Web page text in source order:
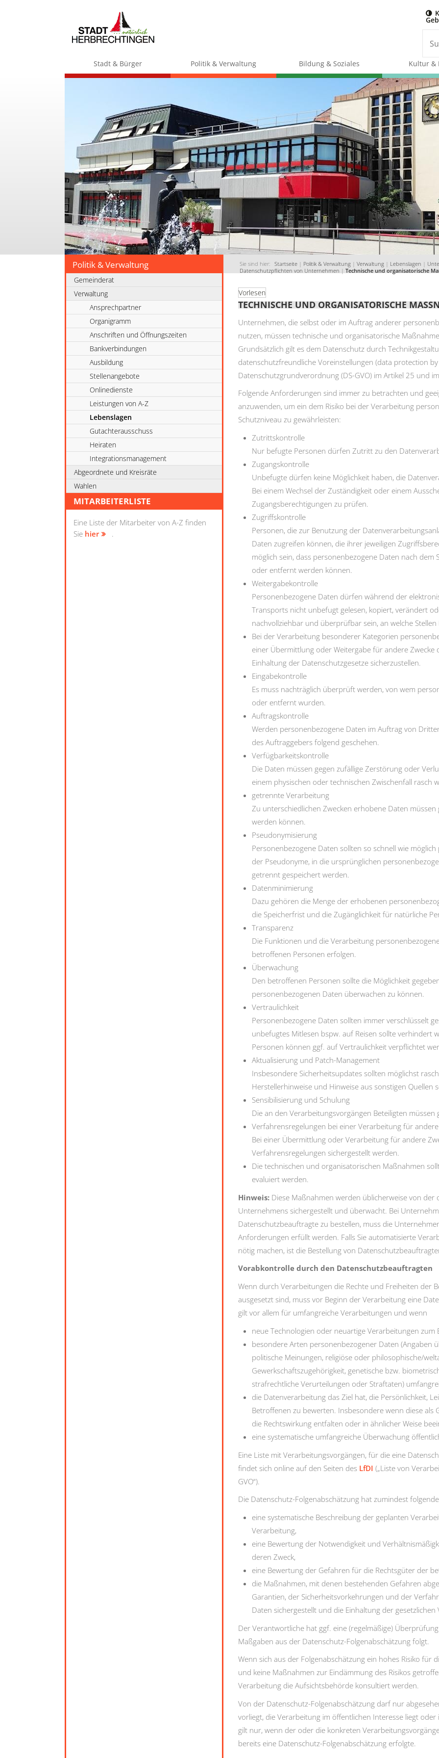
Stadt & Bürger Politik & Verwaltung Bildung & Soziales Kultur &
Politik & Verwaltung Sie sind hier: Startseite | Politik & Verwaltung | Verwaltung | Lebenslagen |
Datenschutzpflichten von Unternehmen | Technische und organisatorische
Gemeinderat
Verwaltung
Ansprechpartner
Organigramm
Anschriften und Öffnungszeiten
Bankverbindungen
Ausbildung
Stellenangebote
Onlinedienste
Leistungen von A-Z
Lebenslagen
Gutachterausschuss
Heiraten
Integrationsmanagement
Abgeordnete und Kreisräte
Wahlen
MITARBEITERLISTE
Eine Liste der Mitarbeiter von A-Z finden
Sie hier .
Vorlesen
TECHNISCHE UND ORGANISATORISCHE
Unternehmen, die selbst oder im Auftrag anderer
nutzen, müssen technische und organisatorische
Grundsätzlich gilt es dem Datenschutz durch
datenschutzfreundliche Voreinstellungen (data protection
Datenschutzgrundverordnung (DS-GVO) im Artikel 25 und
Folgende Anforderungen sind immer zu betrachten und
anzuwenden, um ein dem Risiko bei der Verarbeitung
Schutzniveau zu gewährleisten:
Zutrittskontrolle
Nur befugte Personen dürfen Zutritt zu den
Zugangskontrolle
Unbefugte dürfen keine Möglichkeit haben, die
Bei einem Wechsel der Zuständigkeit oder einem
Zugangsberechtigungen zu prüfen.
Zugriffskontrolle
Personen, die zur Benutzung der
Daten zugreifen können, die ihrer jeweiligen
möglich sein, dass personenbezogene Daten nach dem
oder entfernt werden können.
Weitergabekontrolle
Personenbezogene Daten dürfen während der
Transports nicht unbefugt gelesen, kopiert, verändert
nachvollziehbar und überprüfbar sein, an welche Stellen
Bei der Verarbeitung besonderer Kategorien
einer Übermittlung oder Weitergabe für andere Zwecke
Einhaltung der Datenschutzgesetze sicherzustellen.
Eingabekontrolle
Es muss nachträglich überprüft werden, von wem
oder entfernt wurden.
Auftragskontrolle
Werden personenbezogene Daten im Auftrag von
des Auftraggebers folgend geschehen.
Verfügbarkeitskontrolle
Die Daten müssen gegen zufällige Zerstörung oder
einem physischen oder technischen Zwischenfall rasch
getrennte Verarbeitung
Zu unterschiedlichen Zwecken erhobene Daten müssen
werden können.
Pseudonymisierung
Personenbezogene Daten sollten so schnell wie
der Pseudonyme, in die ursprünglichen
getrennt gespeichert werden.
Datenminimierung
Dazu gehören die Menge der erhobenen
die Speicherfrist und die Zugänglichkeit für natürliche
Transparenz
Die Funktionen und die Verarbeitung
betroffenen Personen erfolgen.
Überwachung
Den betroffenen Personen sollte die Möglichkeit
personenbezogenen Daten überwachen zu können.
Vertraulichkeit
Personenbezogene Daten sollten immer verschlüsselt
unbefugtes Mitlesen bspw. auf Reisen sollte verhindert
Personen können ggf. auf Vertraulichkeit verpflichtet
Aktualisierung und Patch-Management
Insbesondere Sicherheitsupdates sollten möglichst
Herstellerhinweise und Hinweise aus sonstigen Quellen
Sensibilisierung und Schulung
Die an den Verarbeitungsvorgängen Beteiligten müssen
Verfahrensregelungen bei einer Verarbeitung für andere
Bei einer Übermittlung oder Verarbeitung für andere
Verfahrensregelungen sichergestellt werden.
Die technischen und organisatorischen Maßnahmen
evaluiert werden.
Hinweis: Diese Maßnahmen werden üblicherweise von der
Unternehmens sichergestellt und überwacht. Bei
Datenschutzbeauftragte zu bestellen, muss die
Anforderungen erfüllt werden. Falls Sie automatisierte
nötig machen, ist die Bestellung von
Vorabkontrolle durch den Datenschutzbeauftragten
Wenn durch Verarbeitungen die Rechte und Freiheiten der
ausgesetzt sind, muss vor Beginn der Verarbeitung eine
gilt vor allem für umfangreiche Verarbeitungen und wenn
neue Technologien oder neuartige Verarbeitungen zum
besondere Arten personenbezogener Daten (Angaben
politische Meinungen, religiöse oder philosophische/
Gewerkschaftszugehörigkeit, genetische bzw.
strafrechtliche Verurteilungen oder Straftaten)
die Datenverarbeitung das Ziel hat, die Persönlichkeit,
Betroffenen zu bewerten. Insbesondere wenn diese als
die Rechtswirkung entfalten oder in ähnlicher Weise
eine systematische umfangreiche Überwachung
Eine Liste mit Verarbeitungsvorgängen, für die eine
findet sich online auf den Seiten des LfDI („Liste von
GVO“).
Die Datenschutz-Folgenabschätzung hat zumindest
eine systematische Beschreibung der geplanten
Verarbeitung,
eine Bewertung der Notwendigkeit und
deren Zweck,
eine Bewertung der Gefahren für die Rechtsgüter der
die Maßnahmen, mit denen bestehenden Gefahren
Garantien, der Sicherheitsvorkehrungen und der
Daten sichergestellt und die Einhaltung der gesetzlichen
Der Verantwortliche hat ggf. eine (regelmäßige)
Maßgaben aus der Datenschutz-Folgenabschätzung folgt.
Wenn sich aus der Folgenabschätzung ein hohes Risiko für
und keine Maßnahmen zur Eindämmung des Risikos
Verarbeitung die Aufsichtsbehörde konsultiert werden.
Von der Datenschutz-Folgenabschätzung darf nur
vorliegt, die Verarbeitung im öffentlichen Interesse liegt oder
gilt nur, wenn der oder die konkreten
bereits eine Datenschutz-Folgenabschätzung erfolgte.